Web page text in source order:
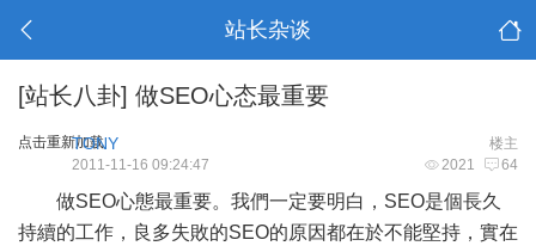
站长杂谈
[站长八卦] 做SEO心态最重要
点击重新加载 楼主
TONY
2021 64
2011-11-16 09:24:47
做SEO心態最重要。我們一定要明白，SEO是個長久
持續的工作，良多失敗的SEO的原因都在於不能堅持，實在